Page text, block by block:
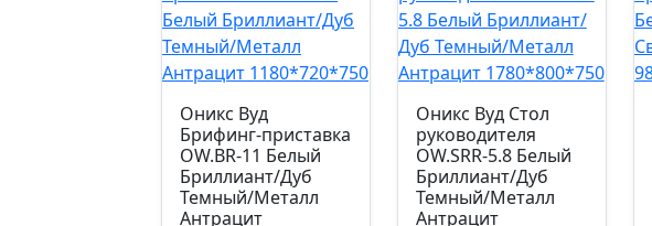
Оникс Вуд
Брифинг-приставка
OW.BR-11 Белый
Бриллиант/Дуб
Темный/Металл
Антрацит
Оникс Вуд Стол
руководителя
OW.SRR-5.8 Белый
Бриллиант/Дуб
Темный/Металл
Антрацит